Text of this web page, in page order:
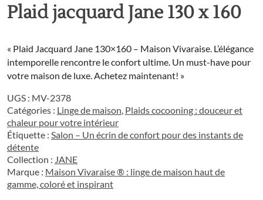
Plaid jacquard Jane 130 x 160
« Plaid Jacquard Jane 130×160 – Maison Vivaraise. L’élégance
intemporelle rencontre le confort ultime. Un must-have pour
votre maison de luxe. Achetez maintenant! »
UGS : MV-2378
Catégories : Linge de maison Plaids cocooning : douceur et
chaleur pour votre intérieur
Étiquette : Salon – Un écrin de confort pour des instants de
détente
Collection : JANE
Marque : Maison Vivaraise ® : linge de maison haut de
gamme, coloré et inspirant